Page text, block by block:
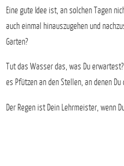
Eine gute Idee ist, an solchen Tagen
auch einmal hinauszugehen und
Garten?
Tut das Wasser das, was Du
es Pfützen an den Stellen, an denen
Der Regen ist Dein Lehrmeister, wenn